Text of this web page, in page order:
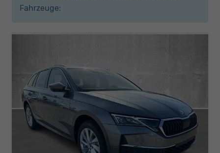
Fahrzeuge: